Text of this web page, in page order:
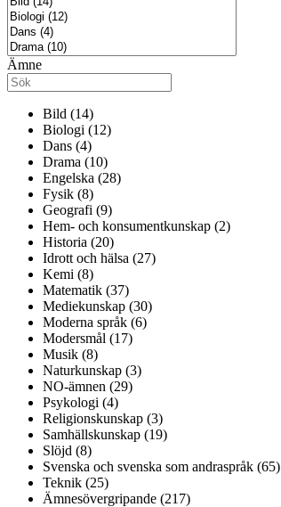
Ämne
Bild (14)
Biologi (12)
Dans (4)
Drama (10)
Engelska (28)
Fysik (8)
Geografi (9)
Hem- och konsumentkunskap (2)
Historia (20)
Idrott och hälsa (27)
Kemi (8)
Matematik (37)
Mediekunskap (30)
Moderna språk (6)
Modersmål (17)
Musik (8)
Naturkunskap (3)
NO-ämnen (29)
Psykologi (4)
Religionskunskap (3)
Samhällskunskap (19)
Slöjd (8)
Svenska och svenska som andraspråk (65)
Teknik (25)
Ämnesövergripande (217)